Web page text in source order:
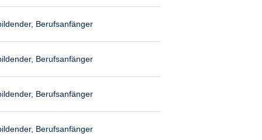
Berufsanfänger
Berufsanfänger
Berufsanfänger
Berufsanfänger